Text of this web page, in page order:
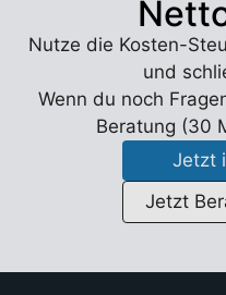
Nutze die Kosten-
und
Wenn du noch
Beratung (30
Jetzt
Jetzt